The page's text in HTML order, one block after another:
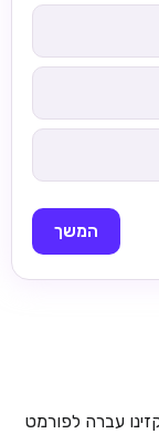
המשך
עברה לפורמט